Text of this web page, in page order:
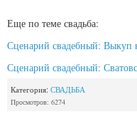
Еще по теме свадьба:
Сценарий свадебный: Выкуп
Сценарий свадебный:
Категория: СВАДЬБА
Просмотров: 6274